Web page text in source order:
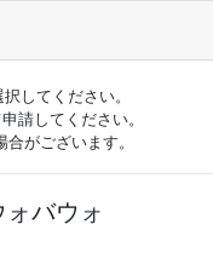
してください。
請してください。
がございます。
バウォ